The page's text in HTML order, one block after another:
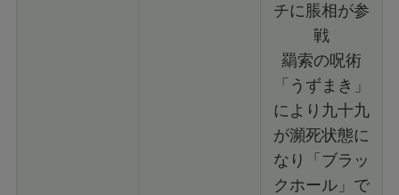
チに脹相が参
戦
羂索の呪術
「うずまき」
により九十九
が瀕死状態に
なり「ブラッ
クホール」で